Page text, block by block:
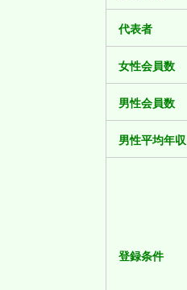
代表者
女性会員数
男性会員数
男性平均年収
登録条件